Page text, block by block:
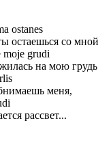
ostanes
остаешься со
moje grudi
на мою
меня,
рассвет...